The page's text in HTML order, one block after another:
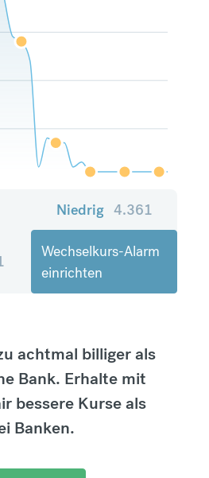
Niedrig 4.361
Wechselkurs-Alarm
einrichten
achtmal billiger als
Bank. Erhalte mit
bessere Kurse als
Banken.